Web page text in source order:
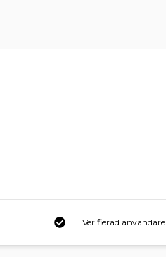
Verifierad användare